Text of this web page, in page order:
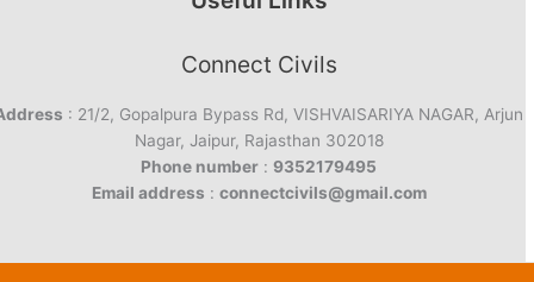
Connect Civils
: 21/2, Gopalpura Bypass Rd, VISHVAISARIYA NAGAR, Arjun
Nagar, Jaipur, Rajasthan 302018
Phone number : 9352179495
Email address : connectcivils@gmail.com